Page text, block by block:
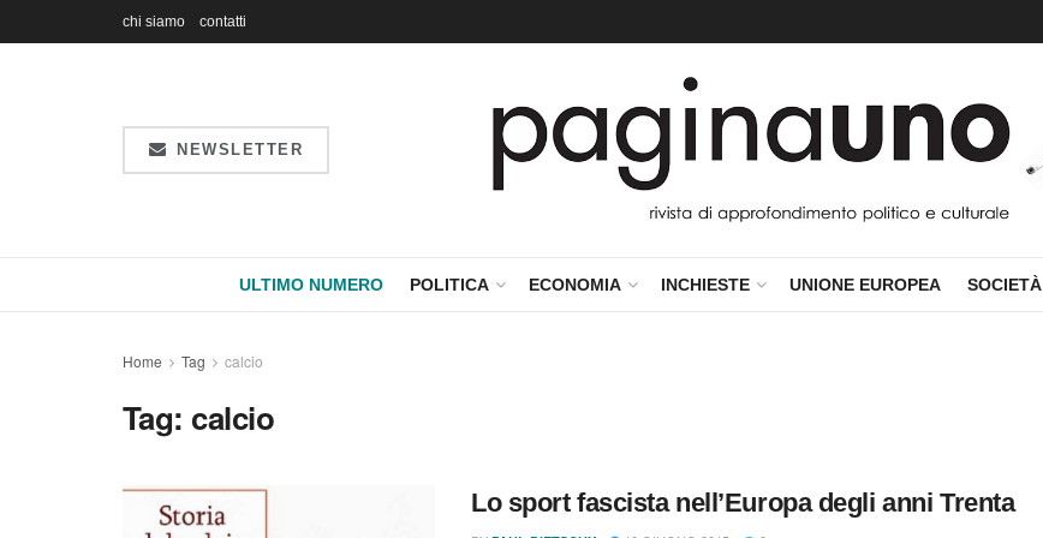
chi siamo contatti
NEWSLETTER
ULTIMO NUMERO POLITICA ECONOMIA INCHIESTE UNIONE EUROPEA SOCIETÀ
Home Tag calcio
Tag: calcio
Lo sport fascista nell’Europa degli anni Trenta